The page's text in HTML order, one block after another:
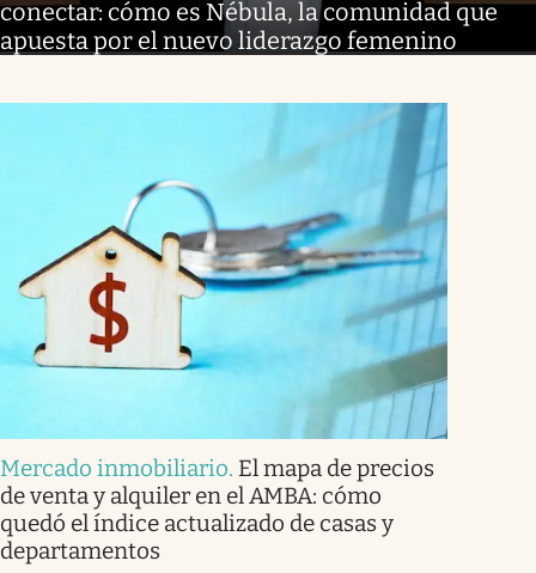
conectar: cómo es Nébula, la comunidad que
apuesta por el nuevo liderazgo femenino
Mercado inmobiliario. El mapa de precios
de venta y alquiler en el AMBA: cómo
quedó el índice actualizado de casas y
departamentos